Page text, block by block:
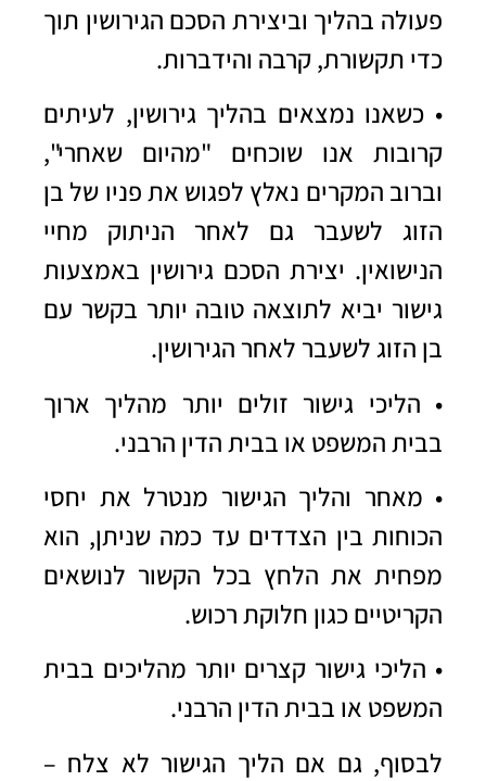
פעולה בהליך וביצירת הסכם הגירושין תוך
כדי תקשורת, קרבה והידברות.
• כשאנו נמצאים בהליך גירושין, לעיתים
קרובות אנו שוכחים "מהיום שאחרי",
וברוב המקרים נאלץ לפגוש את פניו של בן
הזוג לשעבר גם לאחר הניתוק מחיי
הנישואין. יצירת הסכם גירושין באמצעות
גישור יביא לתוצאה טובה יותר בקשר עם
בן הזוג לשעבר לאחר הגירושין.
• הליכי גישור זולים יותר מהליך ארוך
בבית המשפט או בבית הדין הרבני.
• מאחר והליך הגישור מנטרל את יחסי
הכוחות בין הצדדים עד כמה שניתן, הוא
מפחית את הלחץ בכל הקשור לנושאים
הקריטיים כגון חלוקת רכוש.
• הליכי גישור קצרים יותר מהליכים בבית
המשפט או בבית הדין הרבני.
לבסוף, גם אם הליך הגישור לא צלח –